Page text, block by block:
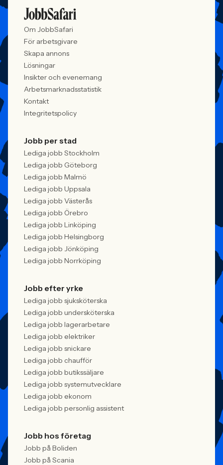
Om JobbSafari
För arbetsgivare
Skapa annons
Lösningar
Insikter och evenemang
Arbetsmarknadsstatistik
Kontakt
Integritetspolicy
Jobb per stad
Lediga jobb Stockholm
Lediga jobb Göteborg
Lediga jobb Malmö
Lediga jobb Uppsala
Lediga jobb Västerås
Lediga jobb Örebro
Lediga jobb Linköping
Lediga jobb Helsingborg
Lediga jobb Jönköping
Lediga jobb Norrköping
Jobb efter yrke
Lediga jobb sjuksköterska
Lediga jobb undersköterska
Lediga jobb lagerarbetare
Lediga jobb elektriker
Lediga jobb snickare
Lediga jobb chaufför
Lediga jobb butikssäljare
Lediga jobb systemutvecklare
Lediga jobb ekonom
Lediga jobb personlig assistent
Jobb hos företag
Jobb på Boliden
Jobb på Scania